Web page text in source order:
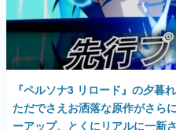
『ペルソナ3 リロード』の夕暮
ただでさえお洒落な原作がさら
ーアップ、とくにリアルに一新